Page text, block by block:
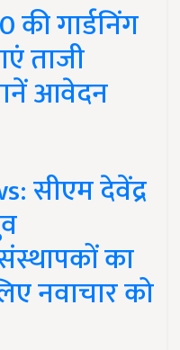
की गार्डनिंग
ताजी
आवेदन
सीएम देवेंद्र
का
नवाचार को